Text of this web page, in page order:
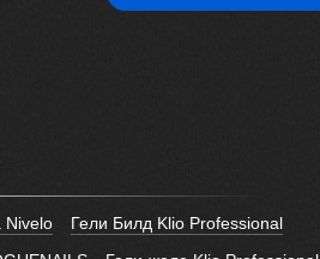
Nivelo
Гели Билд Klio Professional